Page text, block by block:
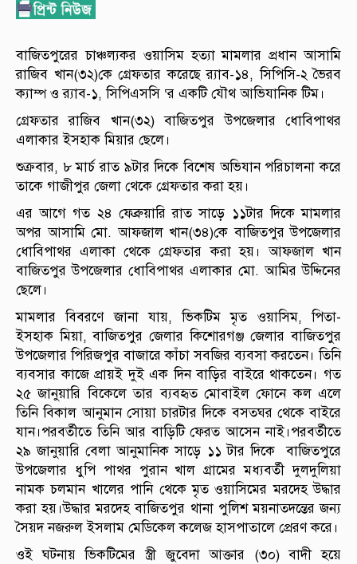
বাজিতপুরের চাঞ্চল্যকর ওয়াসিম হত্যা মামলার প্রধান আসামি
রাজিব খান(৩২)কে গ্রেফতার করেছে র‌্যাব-১৪, সিপিসি-২ ভৈরব
ক্যাম্প ও র‌্যাব-১, সিপিএসসি ‘র একটি যৌথ আভিযানিক টিম।
গ্রেফতার রাজিব খান(৩২) বাজিতপুর উপজেলার ধোবিপাথর
এলাকার ইসহাক মিয়ার ছেলে।
শুক্রবার, ৮ মার্চ রাত ৯টার দিকে বিশেষ অভিযান পরিচালনা করে
তাকে গাজীপুর জেলা থেকে গ্রেফতার করা হয়।
এর আগে গত ২৪ ফেব্রুয়ারি রাত সাড়ে ১১টার দিকে মামলার
অপর আসামি মো. আফজাল খান(৩৪)কে বাজিতপুর উপজেলার
ধোবিপাথর এলাকা থেকে গ্রেফতার করা হয়। আফজাল খান
বাজিতপুর উপজেলার ধোবিপাথর এলাকার মো. আমির উদ্দিনের
ছেলে।
মামলার বিবরণে জানা যায়, ভিকটিম মৃত ওয়াসিম, পিতা-
ইসহাক মিয়া, বাজিতপুর জেলার কিশোরগঞ্জ জেলার বাজিতপুর
উপজেলার পিরিজপুর বাজারে কাঁচা সবজির ব্যবসা করতেন। তিনি
ব্যবসার কাজে প্রায়ই দুই এক দিন বাড়ির বাইরে থাকতেন। গত
২৫ জানুয়ারি বিকেলে তার ব্যবহৃত মোবাইল ফোনে কল এলে
তিনি বিকাল আনুমান সোয়া চারটার দিকে বসতঘর থেকে বাইরে
যান।পরবর্তীতে তিনি আর বাড়িটি ফেরত আসেন নাই।পরবর্তীতে
২৯ জানুয়ারি বেলা আনুমানিক সাড়ে ১১ টার দিকে বাজিতপুরে
উপজেলার ধুপি পাথর পুরান খাল গ্রামের মধ্যবর্তী দুলদুলিয়া
নামক চলমান খালের পানি থেকে মৃত ওয়াসিমের মরদেহ উদ্ধার
করা হয়।উদ্ধার মরদেহ বাজিতপুর থানা পুলিশ ময়নাতদন্তের জন্য
সৈয়দ নজরুল ইসলাম মেডিকেল কলেজ হাসপাতালে প্রেরণ করে।
ওই ঘটনায় ভিকটিমের স্ত্রী জুবেদা আক্তার (৩০) বাদী হয়ে